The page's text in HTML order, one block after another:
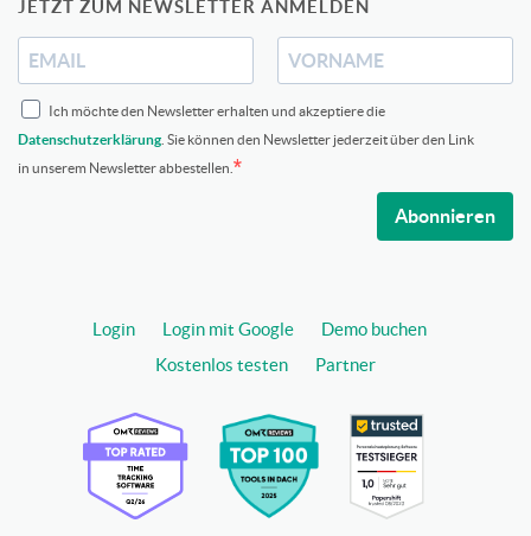
JETZT ZUM NEWSLETTER ANMELDEN
Ich möchte den Newsletter erhalten und akzeptiere die
Datenschutzerklärung . Sie können den Newsletter jederzeit über den Link
in unserem Newsletter abbestellen.
Abonnieren
Login Login mit Google
Demo buchen
Kostenlos testen
Partner